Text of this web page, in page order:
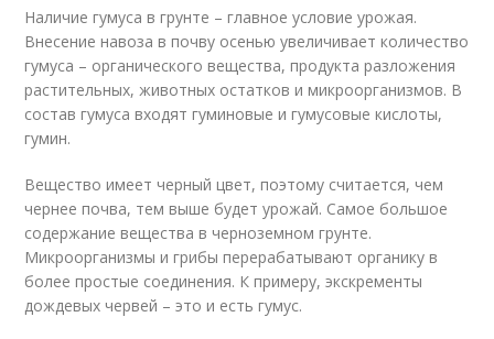
Наличие гумуса в грунте – главное условие урожая.
Внесение навоза в почву осенью увеличивает количество
гумуса – органического вещества, продукта разложения
растительных, животных остатков и микроорганизмов. В
состав гумуса входят гуминовые и гумусовые кислоты,
гумин.
Вещество имеет черный цвет, поэтому считается, чем
чернее почва, тем выше будет урожай. Самое большое
содержание вещества в черноземном грунте.
Микроорганизмы и грибы перерабатывают органику в
более простые соединения. К примеру, экскременты
дождевых червей – это и есть гумус.